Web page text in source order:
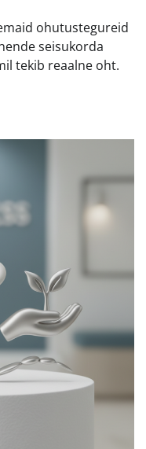
ohutustegureid
seisukorda
tekib reaalne oht.